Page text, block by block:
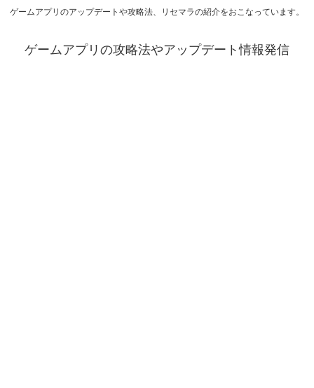
ゲームアプリのアップデートや攻略法、リセマラの紹介をおこなっています。
ゲームアプリの攻略法やアップデート情報発信